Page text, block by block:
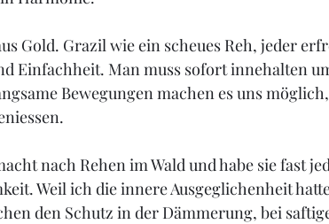
Gold. Grazil wie ein scheues Reh, jeder
Einfachheit. Man muss sofort innehalten
Bewegungen machen es uns
nach Rehen im Wald und habe sie fast
Weil ich die innere Ausgeglichenheit
den Schutz in der Dämmerung, bei